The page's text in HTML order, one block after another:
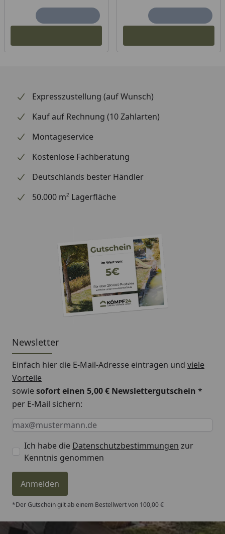
Expresszustellung (auf Wunsch)
Kauf auf Rechnung (10 Zahlarten)
Montageservice
Kostenlose Fachberatung
Deutschlands bester Händler
50.000 m² Lagerfläche
Newsletter
Einfach hier die E-Mail-Adresse eintragen und viele
Vorteile
sowiesofort einen 5,00 € Newslettergutschein *
per E-Mail sichern:
Keine Eingabe erforderlich
Eingabe erforderlich
E-Mail *
Ich habe die Datenschutzbestimmungen zur
Kenntnis genommen
Anmelden
*Der Gutschein gilt ab einem Bestellwert von 100,00 €